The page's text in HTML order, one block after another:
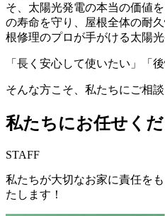
そ、太陽光発電の本当の価値
の寿命を守り、屋根全体の耐
根修理のプロが手がける太陽光
「長く安心して使いたい」「
そんな方こそ、私たちにご相談
私たちにお任せく
STAFF
私たちが大切なお家に責任を
たします！